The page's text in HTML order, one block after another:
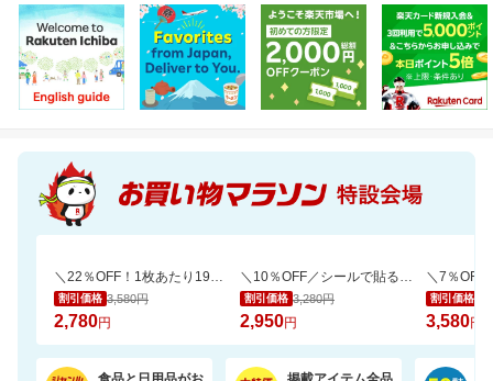
＼22％OFF！1枚あたり19円～／ふわもちタッチ！Genki！パンツ 3個セット
割引価格 3,580円
2,780円
＼10％OFF／シールで貼るだけ！壁に固定★見守りカメラ ペット・留守番・屋内防犯にも
割引価格 3,280円
2,950円
割引価格
3,580円